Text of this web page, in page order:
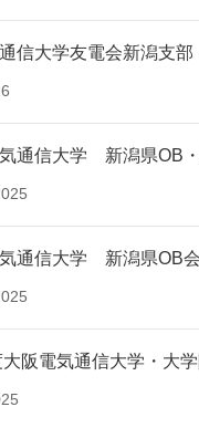
信大学友電会新潟支
気通信大学 新潟県OB
気通信大学 新潟県OB
阪電気通信大学・大